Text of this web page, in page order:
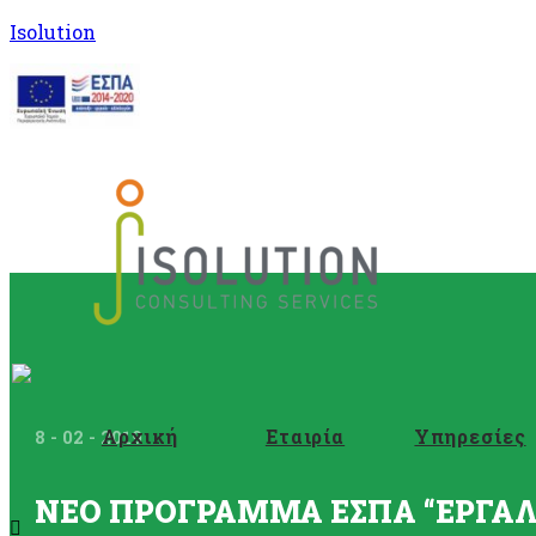
Isolution
Αρχική Εταιρία Υπηρεσίες
8 - 02 - 2019
ΝΕΟ ΠΡΟΓΡΑΜΜΑ ΕΣΠΑ